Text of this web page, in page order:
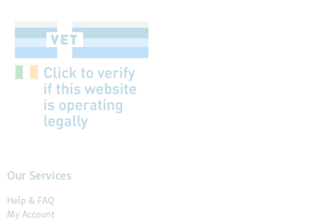
Our Services
Help & FAQ
My Account